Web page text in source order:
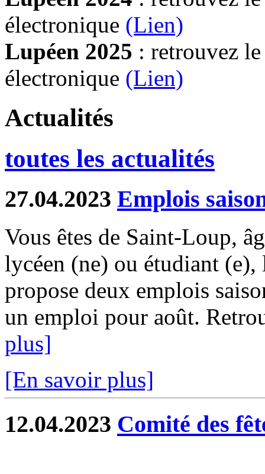
électronique (Lien)
Lupéen 2025 : retrouvez
électronique (Lien)
Actualités
toutes les actualités
27.04.2023 Emplois
Vous êtes de Saint-Loup,
lycéen (ne) ou étudiant
propose deux emplois
un emploi pour août.
plus]
[En savoir plus]
12.04.2023 Comité des